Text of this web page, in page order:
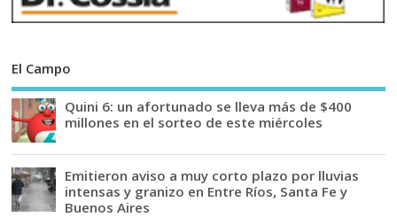
El Campo
Quini 6: un afortunado se lleva más de $400
millones en el sorteo de este miércoles
Emitieron aviso a muy corto plazo por lluvias
intensas y granizo en Entre Ríos, Santa Fe y
Buenos Aires